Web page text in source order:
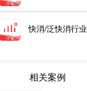
快消/泛快消行业
相关案例